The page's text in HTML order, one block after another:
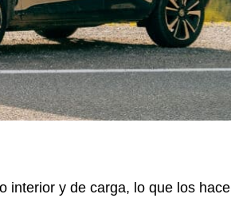
interior y de carga, lo que los hace